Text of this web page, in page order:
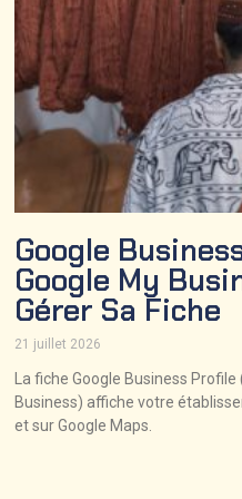
Google
Google My
Gérer Sa Fiche
21 juillet 2026
La fiche Google Business
Business) affiche votre
et sur Google Maps.